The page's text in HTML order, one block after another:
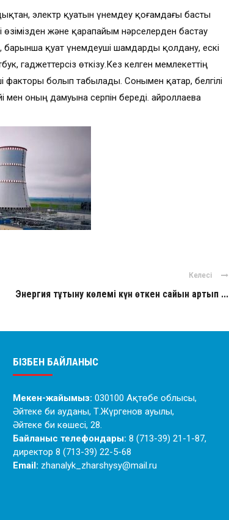
электр қуатын үнемдеу қоғамдағы басты
өзімізден және қарапайым нәрселерден бастау
қуат үнемдеуші шамдарды қолдану, ескі
гаджеттерсіз өткізу.Кез келген мемлекеттің
факторы болып табылады. Сонымен қатар, белгілі
оның дамуына серпін береді. Қайроллаева
Келесі
Энергия тұтыну көлемі күн өткен сайын артып ...
БІЗБЕН БАЙЛАНЫС
Мекен-жайымыз: 030100 Ақтөбе облысы,
Әйтеке би ауданы, Т.Жүргенов ауылы,
Әйтеке би көшесі, 28.
Байланыс телефондары: 8 (713-39) 21-1-87,
директор 8 (713-39) 22-5-68
Email: zhanalyk_zharshysy@mail.ru